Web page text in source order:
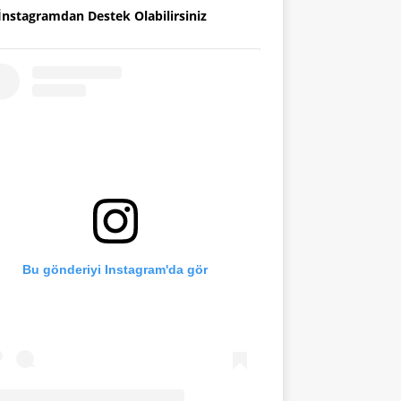
Destek Olabilirsiniz
Bu gönderiyi Instagram'da gör